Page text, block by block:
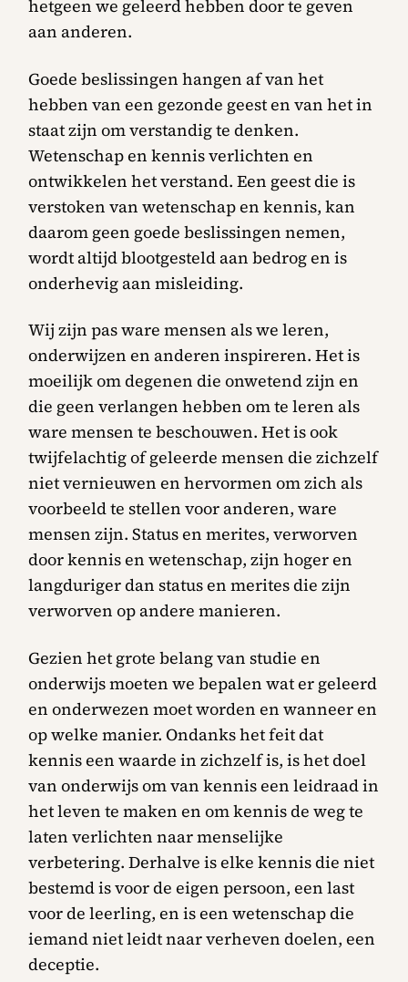
hetgeen we geleerd hebben door te geven
aan anderen.
Goede beslissingen hangen af van het
hebben van een gezonde geest en van het in
staat zijn om verstandig te denken.
Wetenschap en kennis verlichten en
ontwikkelen het verstand. Een geest die is
verstoken van wetenschap en kennis, kan
daarom geen goede beslissingen nemen,
wordt altijd blootgesteld aan bedrog en is
onderhevig aan misleiding.
Wij zijn pas ware mensen als we leren,
onderwijzen en anderen inspireren. Het is
moeilijk om degenen die onwetend zijn en
die geen verlangen hebben om te leren als
ware mensen te beschouwen. Het is ook
twijfelachtig of geleerde mensen die zichzelf
niet vernieuwen en hervormen om zich als
voorbeeld te stellen voor anderen, ware
mensen zijn. Status en merites, verworven
door kennis en wetenschap, zijn hoger en
langduriger dan status en merites die zijn
verworven op andere manieren.
Gezien het grote belang van studie en
onderwijs moeten we bepalen wat er geleerd
en onderwezen moet worden en wanneer en
op welke manier. Ondanks het feit dat
kennis een waarde in zichzelf is, is het doel
van onderwijs om van kennis een leidraad in
het leven te maken en om kennis de weg te
laten verlichten naar menselijke
verbetering. Derhalve is elke kennis die niet
bestemd is voor de eigen persoon, een last
voor de leerling, en is een wetenschap die
iemand niet leidt naar verheven doelen, een
deceptie.